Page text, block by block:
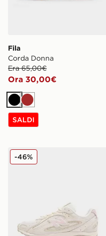
Fila
Corda Donna
Era 65,00€
Ora 30,00€
NeroMarrone
SALDI
New Balance 204L Donna
-46%